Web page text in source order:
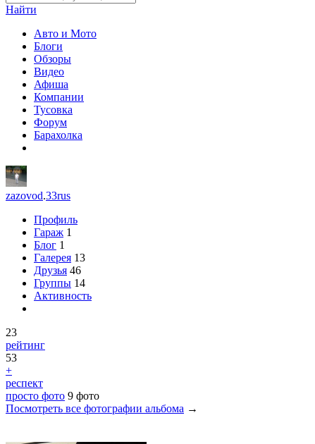
Найти
Авто и Мото
Блоги
Обзоры
Видео
Афиша
Компании
Тусовка
Форум
Барахолка
zazovod.33rus
Профиль
Гараж 1
Блог 1
Галерея 13
Друзья 46
Группы 14
Активность
23
рейтинг
53
+
респект
просто фото 9 фото
Посмотреть все фотографии альбома →